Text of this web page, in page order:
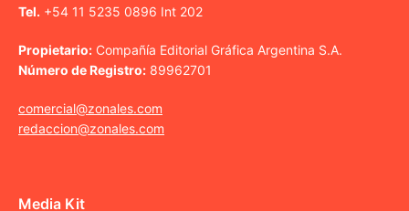
Tel. +54 11 5235 0896 Int 202
Propietario: Compañía Editorial Gráfica Argentina S.A.
Número de Registro: 89962701
comercial@zonales.com
redaccion@zonales.com
Media Kit